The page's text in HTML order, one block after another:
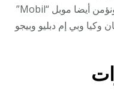
أفضل زيت للسيارة لعام 2020 ونؤمن أيضا موبل “Mobil”
وكيا وبي إم دبليو وبيجو